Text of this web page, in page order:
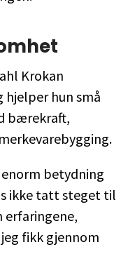
Krokan
hjelper hun små
bærekraft,
betydning
ikke tatt steget til
erfaringene,
fikk gjennom